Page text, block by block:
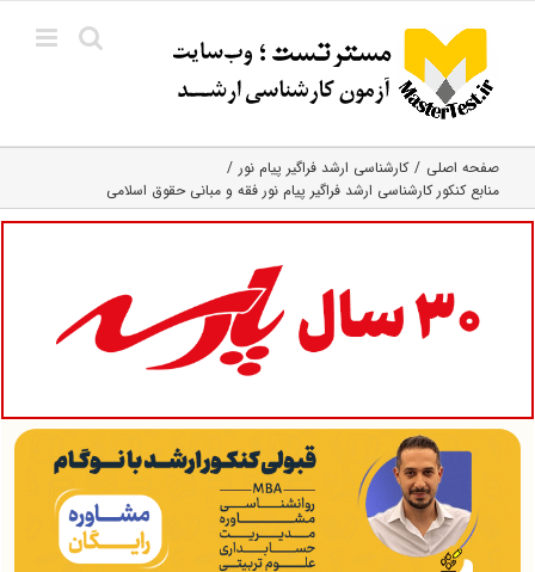
content
صفحه اصلی
کارشناسی ارشد فراگیر پیام نور
منابع کنکور کارشناسی ارشد فراگیر پیام نور فقه و مبانی حقوق اسلامی